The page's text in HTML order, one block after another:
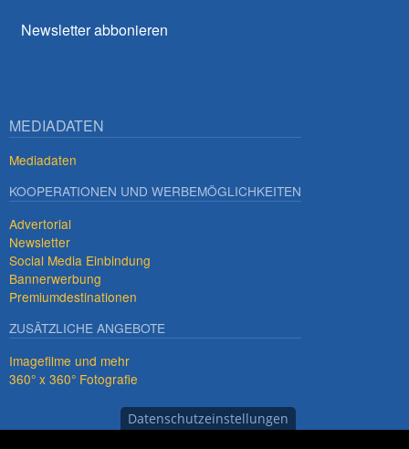
Newsletter abbonieren
MEDIADATEN
Mediadaten
KOOPERATIONEN UND WERBEMÖGLICHKEITEN
Advertorial
Newsletter
Social Media Einbindung
Bannerwerbung
Premiumdestinationen
ZUSÄTZLICHE ANGEBOTE
Imagefilme und mehr
360° x 360° Fotografie
Datenschutzeinstellungen